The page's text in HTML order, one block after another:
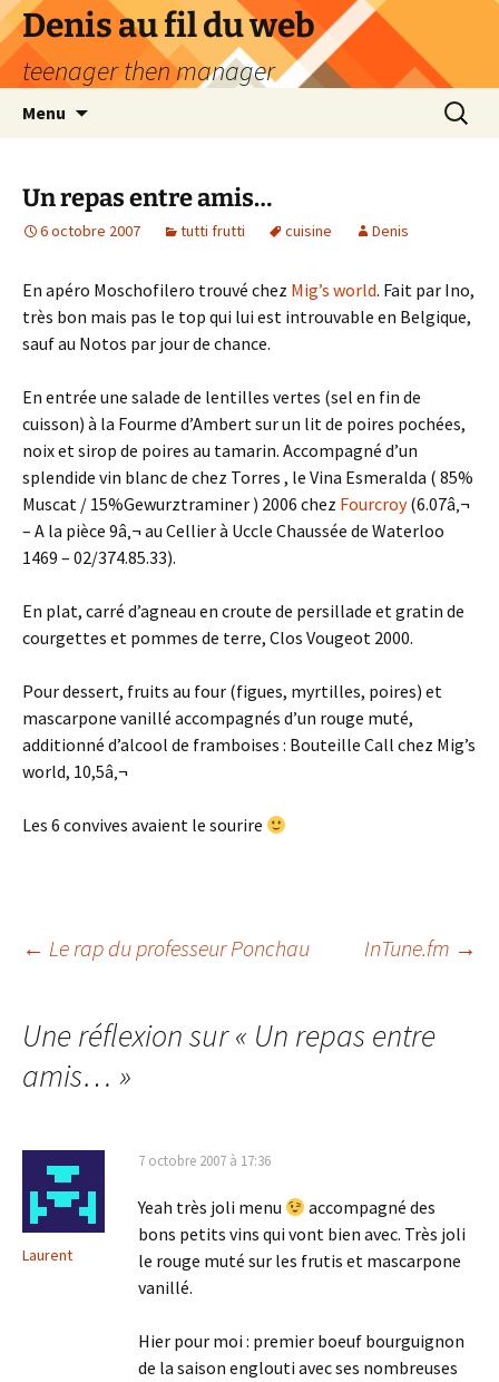
Aller
au
contenu
Denis au fil du web
teenager then manager
Menu
Un repas entre amis…
6 octobre 2007 tutti frutti cuisine Denis
En apéro Moschofilero trouvé chez Mig’s world. Fait par Ino,
très bon mais pas le top qui lui est introuvable en Belgique,
sauf au Notos par jour de chance.
En entrée une salade de lentilles vertes (sel en fin de
cuisson) à la Fourme d’Ambert sur un lit de poires pochées,
noix et sirop de poires au tamarin. Accompagné d’un
splendide vin blanc de chez Torres , le Vina Esmeralda ( 85%
Muscat / 15%Gewurztraminer ) 2006 chez Fourcroy(6.07â‚¬
– A la pièce 9â‚¬ au Cellier à Uccle Chaussée de Waterloo
1469 – 02/374.85.33).
En plat, carré d’agneau en croute de persillade et gratin de
courgettes et pommes de terre, Clos Vougeot 2000.
Pour dessert, fruits au four (figues, myrtilles, poires) et
mascarpone vanillé accompagnés d’un rouge muté,
additionné d’alcool de framboises : Bouteille Call chez Mig’s
world, 10,5â‚¬
Les 6 convives avaient le sourire
Navigation
des
articles
← Le rap du professeur Ponchau InTune.fm →
Une réflexion sur « Un repas entre
amis… »
Laurent
7 octobre 2007 à 17:36
Yeah très joli menu
accompagné des
bons petits vins qui vont bien avec. Très joli
le rouge muté sur les frutis et mascarpone
vanillé.
Hier pour moi : premier boeuf bourguignon
de la saison englouti avec ses nombreuses